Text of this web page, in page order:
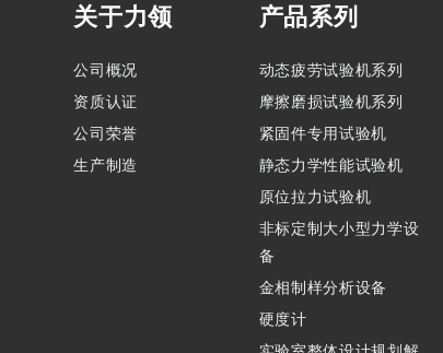
关于力领
公司概况
资质认证
公司荣誉
生产制造
产品系列
动态疲劳试验机系列
摩擦磨损试验机系列
紧固件专用试验机
静态力学性能试验机
原位拉力试验机
非标定制大小型力学设
备
金相制样分析设备
硬度计